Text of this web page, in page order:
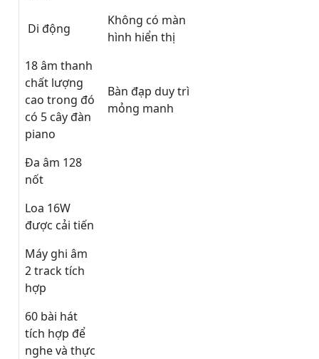
Di động
Không có màn
hình hiển thị
18 âm thanh
chất lượng
cao trong đó
có 5 cây đàn
piano
Bàn đạp duy trì
mỏng manh
Đa âm 128
nốt
Loa 16W
được cải tiến
Máy ghi âm
2 track tích
hợp
60 bài hát
tích hợp để
nghe và thực